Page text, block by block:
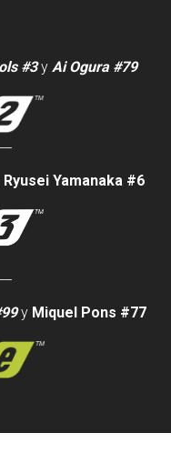
#3y Ai Ogura #79
Ryusei Yamanaka #6
y Miquel Pons #77